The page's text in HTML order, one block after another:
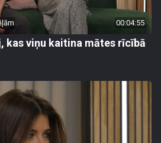
00:04:55
kas viņu kaitina mātes rīcībā